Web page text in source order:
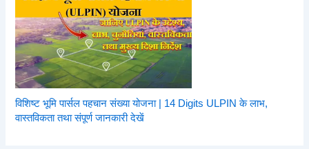
विशिष्ट भूमि पार्सल पहचान संख्या योजना | 14 Digits ULPIN के लाभ,
वास्तविकता तथा संपूर्ण जानकारी देखें